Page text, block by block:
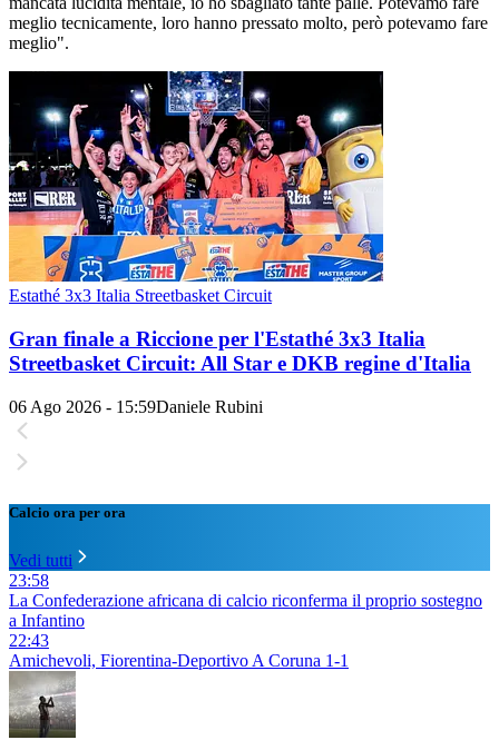
meglio tecnicamente, loro hanno pressato molto, però potevamo fare
meglio".
Estathé 3x3 Italia Streetbasket Circuit
Gran finale a Riccione per l'Estathé 3x3 Italia
Streetbasket Circuit: All Star e DKB regine d'Italia
06 Ago 2026 - 15:59Daniele Rubini
Calcio ora per ora
Vedi tutti
23:58
La Confederazione africana di calcio riconferma il proprio sostegno
a Infantino
22:43
Amichevoli, Fiorentina-Deportivo A Coruna 1-1